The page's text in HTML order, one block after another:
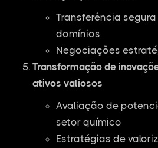
Transferência
domínios
Negociações
Transformação de
ativos valiosos
Avaliação de
setor químico
Estratégias de